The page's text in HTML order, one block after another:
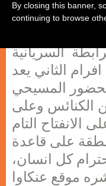
السريانية
الثاني يعد
المسيحي
الكنائس وعلى
الانفتاح التام
على قاعدة
كل انسان،
By closing this banner,
continuing to browse